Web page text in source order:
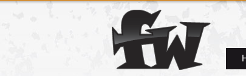
Zum Hauptmenue
Zum Seiteninhalt
Zum Warenkob